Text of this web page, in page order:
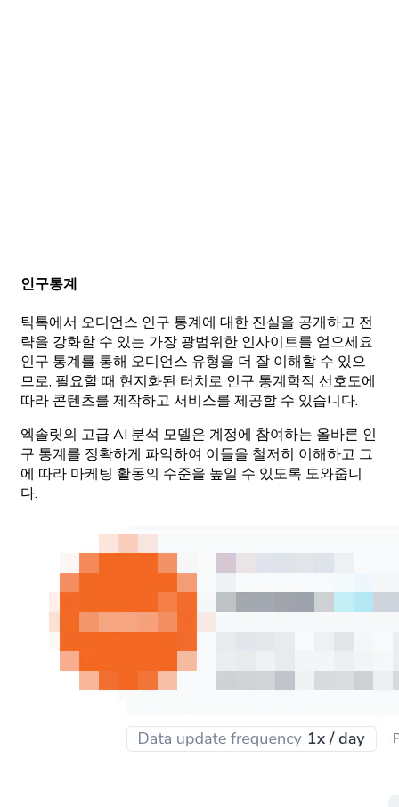
인구통계
틱톡에서 오디언스 인구 통계에 대한 진실을 공개하고 전
략을 강화할 수 있는 가장 광범위한 인사이트를 얻으세요.
인구 통계를 통해 오디언스 유형을 더 잘 이해할 수 있으
므로, 필요할 때 현지화된 터치로 인구 통계학적 선호도에
따라 콘텐츠를 제작하고 서비스를 제공할 수 있습니다.
엑솔릿의 고급 AI 분석 모델은 계정에 참여하는 올바른 인
구 통계를 정확하게 파악하여 이들을 철저히 이해하고 그
에 따라 마케팅 활동의 수준을 높일 수 있도록 도와줍니
다.